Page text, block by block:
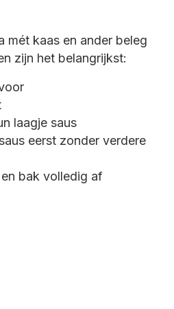
mét kaas en ander beleg
zijn het belangrijkst:
laagje saus
eerst zonder verdere
bak volledig af